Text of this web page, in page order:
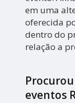
em uma
oferecida
dentro do
relação a
eventos